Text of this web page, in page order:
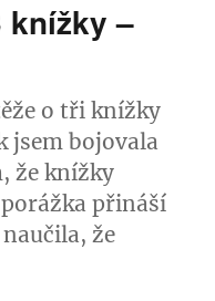
knížky –
o tři knížky
jsem bojovala
že knížky
přináší
že